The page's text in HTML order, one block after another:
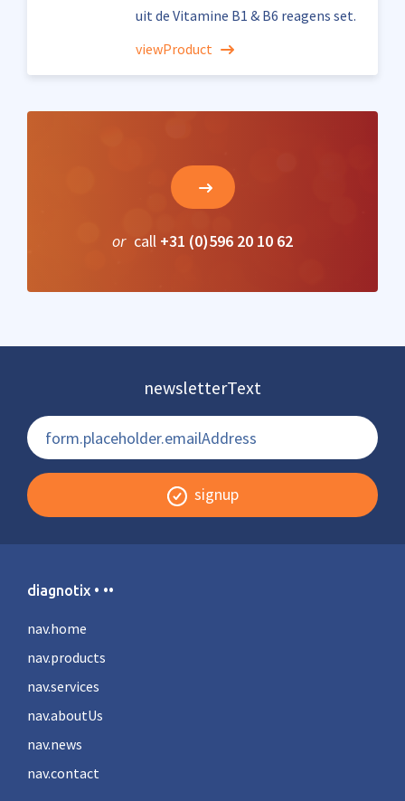
uit de Vitamine B1 & B6 reagens set.
viewProduct
or call +31 (0)596 20 10 62
newsletterText
signup
diagnotix • ••
nav.home
nav.products
nav.services
nav.aboutUs
nav.news
nav.contact